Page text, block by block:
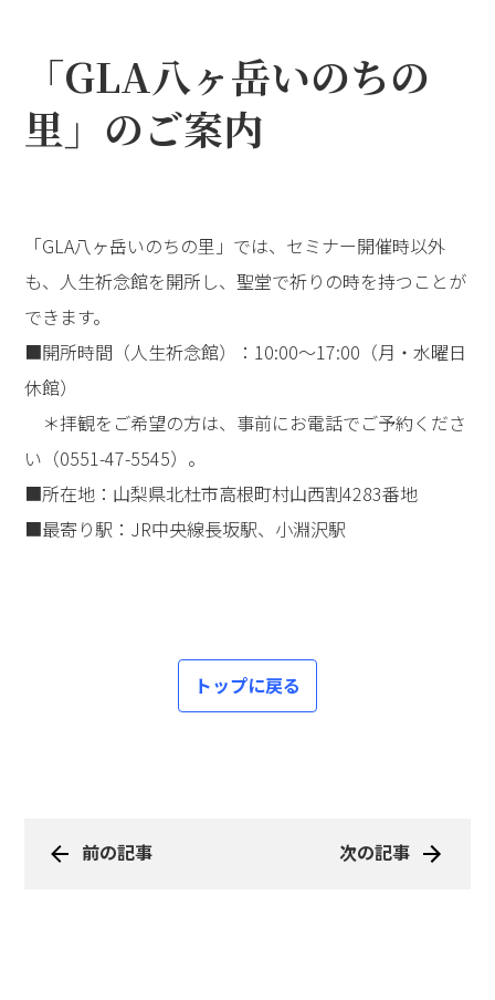
「GLA八ヶ岳いのちの
里」のご案内
「GLA八ヶ岳いのちの里」では、セミナー開催時以外
も、人生祈念館を開所し、聖堂で祈りの時を持つことが
できます。
■開所時間（人生祈念館）：10:00～17:00（月・水曜日
休館）
＊拝観をご希望の方は、事前にお電話でご予約くださ
い（0551-47-5545）。
■所在地：山梨県北杜市高根町村山西割4283番地
■最寄り駅：JR中央線長坂駅、小淵沢駅
トップに戻る
前の記事 次の記事